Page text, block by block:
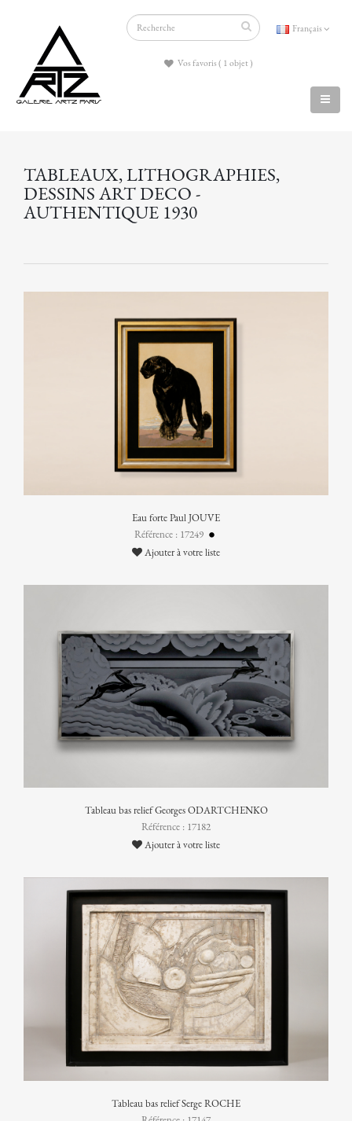
Français
Vos favoris ( 1 objet )
TABLEAUX, LITHOGRAPHIES,
DESSINS ART DECO -
AUTHENTIQUE 1930
Eau forte Paul JOUVE
Référence : 17249
Ajouter à votre liste
Tableau bas relief Georges ODARTCHENKO
Référence : 17182
Ajouter à votre liste
Tableau bas relief Serge ROCHE